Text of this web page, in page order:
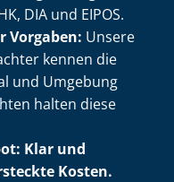
DIA und EIPOS.
Vorgaben: Unsere
kennen die
und Umgebung
halten diese
Klar und
Kosten.